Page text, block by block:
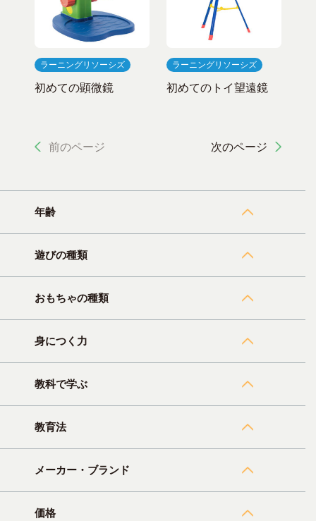
ラーニングリソーシズ
初めての顕微鏡
ラーニングリソーシズ
初めてのトイ望遠鏡
前のページ 次のページ
年齢
遊びの種類
おもちゃの種類
身につく力
教科で学ぶ
教育法
メーカー・ブランド
価格